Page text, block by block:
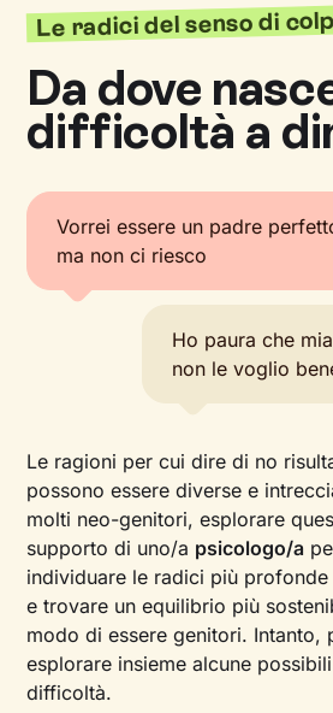
Le radici del senso di
Da dove
difficoltà a
Vorrei essere un padre
ma non ci riesco
Ho paura che
non le voglio
Le ragioni per cui dire di no
possono essere diverse e
molti neo-genitori, esplorare
supporto di uno/a psicologo/a
individuare le radici più
e trovare un equilibrio più
modo di essere genitori. Intanto,
esplorare insieme alcune
difficoltà.